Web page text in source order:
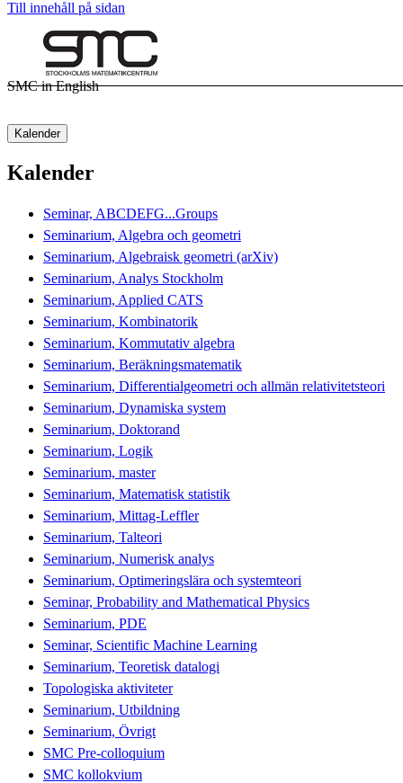
Till innehåll på sidan
SMC in English
Kalender
Kalender
Seminar, ABCDEFG...Groups
Seminarium, Algebra och geometri
Seminarium, Algebraisk geometri (arXiv)
Seminarium, Analys Stockholm
Seminarium, Applied CATS
Seminarium, Kombinatorik
Seminarium, Kommutativ algebra
Seminarium, Beräkningsmatematik
Seminarium, Differentialgeometri och allmän relativitetsteori
Seminarium, Dynamiska system
Seminarium, Doktorand
Seminarium, Logik
Seminarium, master
Seminarium, Matematisk statistik
Seminarium, Mittag-Leffler
Seminarium, Talteori
Seminarium, Numerisk analys
Seminarium, Optimeringslära och systemteori
Seminar, Probability and Mathematical Physics
Seminarium, PDE
Seminar, Scientific Machine Learning
Seminarium, Teoretisk datalogi
Topologiska aktiviteter
Seminarium, Utbildning
Seminarium, Övrigt
SMC Pre-colloquium
SMC kollokvium